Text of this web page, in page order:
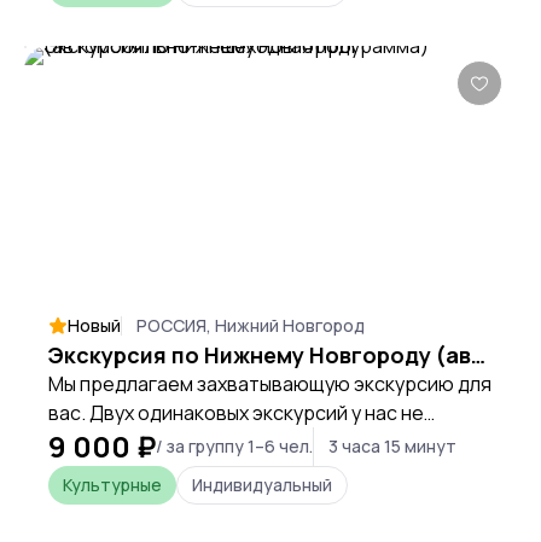
Новый РОССИЯ, Нижний Новгород
Экскурсия по Нижнему Новгороду (автомобильно-пешеходная программа)
Мы предлагаем захватывающую экскурсию для
вас. Двух одинаковых экскурсий у нас не
бывает! Экскурсии лучше проходят на наших
машинах: Вы же поедете смотреть город, а не
дорожную разметку.
9 000 ₽/ за группу 1–6 чел.
3 часа 15 минут
Культурные
Индивидуальный